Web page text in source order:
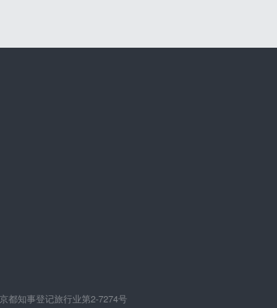
都知事登记旅行业第2-7274号